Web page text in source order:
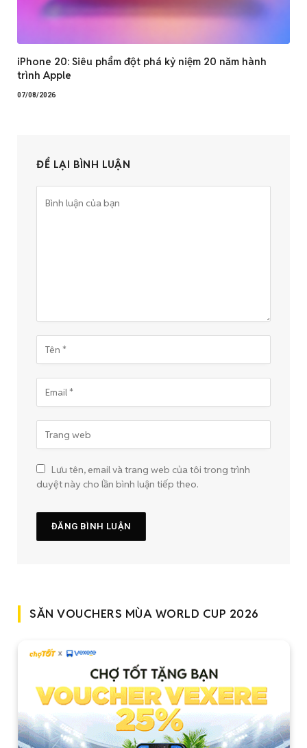
iPhone 20: Siêu phẩm đột phá kỷ niệm 20 năm hành
trình Apple
07/08/2026
ĐỂ LẠI BÌNH LUẬN
Lưu tên, email và trang web của tôi trong trình
duyệt này cho lần bình luận tiếp theo.
SĂN VOUCHERS MÙA WORLD CUP 2026